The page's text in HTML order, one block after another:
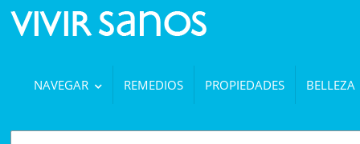
NAVEGAR REMEDIOS PROPIEDADES BELLEZA
BUSCAR